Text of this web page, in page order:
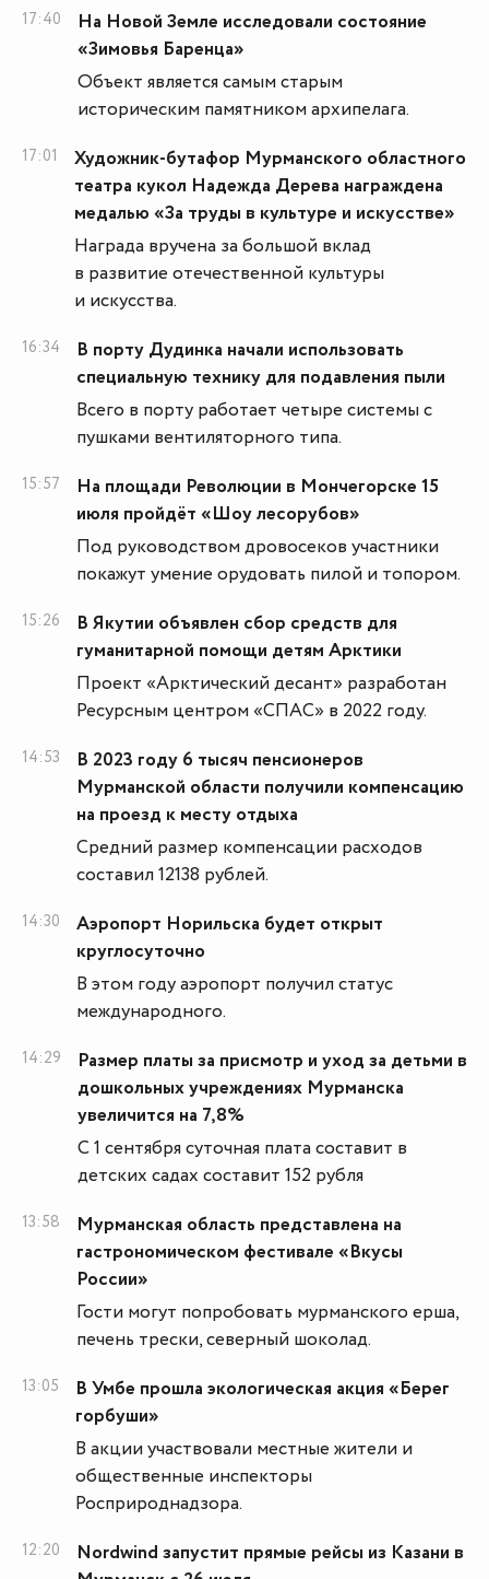
17:40
На Новой Земле исследовали состояние
«Зимовья Баренца»
Объект является самым старым
историческим памятником архипелага.
17:01
Художник-бутафор Мурманского областного
театра кукол Надежда Дерева награждена
медалью «За труды в культуре и искусстве»
Награда вручена за большой вклад
в развитие отечественной культуры
и искусства.
16:34
В порту Дудинка начали использовать
специальную технику для подавления пыли
Всего в порту работает четыре системы с
пушками вентиляторного типа.
15:57
На площади Революции в Мончегорске 15
июля пройдёт «Шоу лесорубов»
Под руководством дровосеков участники
покажут умение орудовать пилой и топором.
15:26
В Якутии объявлен сбор средств для
гуманитарной помощи детям Арктики
Проект «Арктический десант» разработан
Ресурсным центром «СПАС» в 2022 году.
14:53
В 2023 году 6 тысяч пенсионеров
Мурманской области получили компенсацию
на проезд к месту отдыха
Средний размер компенсации расходов
составил 12138 рублей.
14:30
Аэропорт Норильска будет открыт
круглосуточно
В этом году аэропорт получил статус
международного.
14:29
Размер платы за присмотр и уход за детьми в
дошкольных учреждениях Мурманска
увеличится на 7,8%
С 1 сентября суточная плата составит в
детских садах составит 152 рубля
13:58
Мурманская область представлена на
гастрономическом фестивале «Вкусы
России»
Гости могут попробовать мурманского ерша,
печень трески, северный шоколад.
13:05
В Умбе прошла экологическая акция «Берег
горбуши»
В акции участвовали местные жители и
общественные инспекторы
Росприроднадзора.
12:20
Nordwind запустит прямые рейсы из Казани в